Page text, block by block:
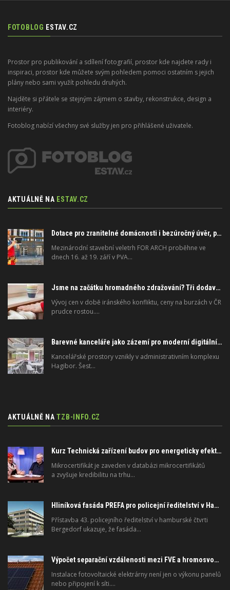
FOTOBLOG ESTAV.CZ
Prostor pro publikování a sdílení fotografií, prostor kde najdete rady i
inspiraci, prostor kde můžete svým pohledem pomoci ostatním s jejich
plány nebo sami využít pohledu druhých.
Najděte si přátele se stejným zájmem o stavby, rekonstrukce, design a
interiéry.
Fotoblog nabízí všechny své služby jen pro přihlášené uživatele.
AKTUÁLNĚ NA ESTAV.CZ
Dotace pro zranitelné domácnosti i bezúročný úvěr, poradenství na veletrhu FOR ARCH
Mezinárodní stavební veletrh FOR ARCH proběhne ve
dnech 16. až 19. září v PVA…
Jsme na začátku hromadného zdražování? Tři dodavatelé zvýšili ceny
Vývoj cen v době iránského konfliktu, ceny na burzách v ČR
prudce rostou.…
Barevné kanceláře jako zázemí pro moderní digitální média
Kancelářské prostory vznikly v administrativním komplexu
Hagibor. Šest…
AKTUÁLNĚ NA TZB-INFO.CZ
Kurz Technická zařízení budov pro energeticky efektivní a zdravé budovy na FSv ČVUT
Mikrocertifikát je zaveden v databázi mikrocertifikátů
a zvyšuje kredibilitu na trhu…
Hliníková fasáda PREFA pro policejní ředitelství v Hamburku: technické řešení s dlouhou životností
Přístavba 43. policejního ředitelství v hamburské čtvrti
Bergedorf ukazuje, že fasáda…
Výpočet separační vzdálenosti mezi FVE a hromosvodem podle ČSN EN 62305-3
Instalace fotovoltaické elektrárny není jen o výkonu panelů
nebo připojení k síti.…